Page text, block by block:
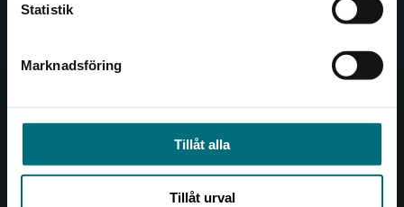
Statistik
Marknadsföring
Tillåt alla
Tillåt urval
Kontakta kundservice
Köpvillkor
Allmänna länkar